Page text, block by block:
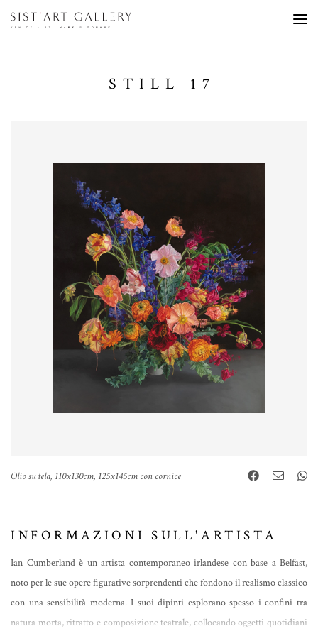
STILL 17
Olio su tela, 110x130cm, 125x145cm con cornice
INFORMAZIONI SULL'ARTISTA
Ian Cumberland è un artista contemporaneo irlandese con base a Belfast,
noto per le sue opere figurative sorprendenti che fondono il realismo classico
con una sensibilità moderna. I suoi dipinti esplorano spesso i confini tra
natura morta, ritratto e composizione teatrale, collocando oggetti quotidiani